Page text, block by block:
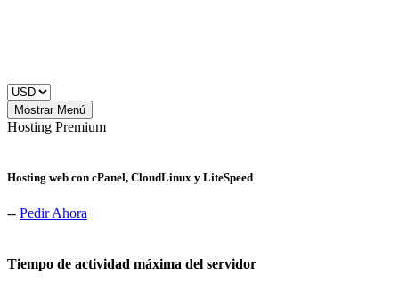
Mostrar Menú
Hosting Premium
Hosting web con cPanel, CloudLinux y LiteSpeed
-- Pedir Ahora
Tiempo de actividad máxima del servidor